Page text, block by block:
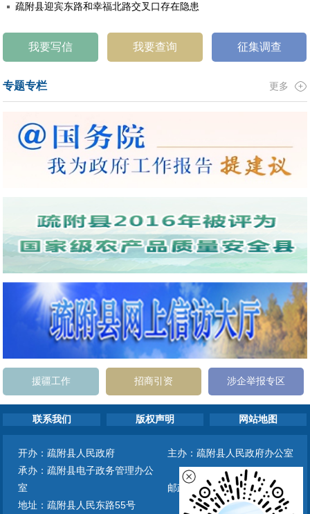
疏附县迎宾东路和幸福北路交叉口存在隐患
我要写信 我要查询 征集调查
专题专栏 更多
援疆工作 招商引资 涉企举报专区
联系我们 版权声明 网站地图
开办：疏附县人民政府
承办：疏附县电子政务管理办公
室
地址：疏附县人民东路55号
主办：疏附县人民政府办公室
邮政编码：844000